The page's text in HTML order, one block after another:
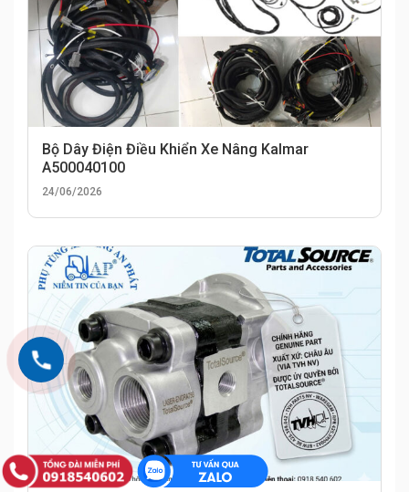
Bộ Dây Điện Điều Khiển Xe Nâng Kalmar
A500040100
24/06/2026